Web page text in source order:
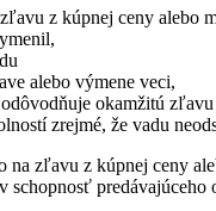
z kúpnej ceny alebo
alebo výmene veci,
okamžitú
zrejmé, že vadu
na zľavu z kúpnej ceny
schopnosť